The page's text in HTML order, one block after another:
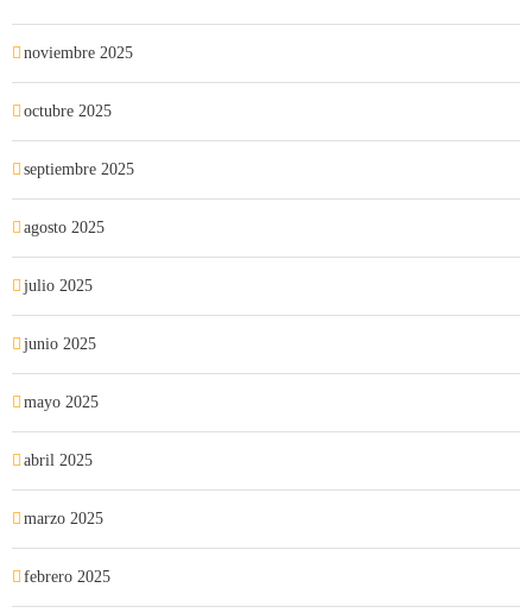
noviembre 2025
octubre 2025
septiembre 2025
agosto 2025
julio 2025
junio 2025
mayo 2025
abril 2025
marzo 2025
febrero 2025